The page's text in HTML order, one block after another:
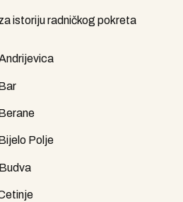
istoriju radničkog pokreta
Polje